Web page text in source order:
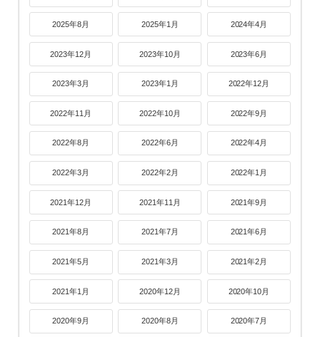
2025年8月 2025年1月 2024年4月
2023年12月 2023年10月 2023年6月
2023年3月 2023年1月 2022年12月
2022年11月 2022年10月 2022年9月
2022年8月 2022年6月 2022年4月
2022年3月 2022年2月 2022年1月
2021年12月 2021年11月 2021年9月
2021年8月 2021年7月 2021年6月
2021年5月 2021年3月 2021年2月
2021年1月 2020年12月 2020年10月
2020年9月 2020年8月 2020年7月